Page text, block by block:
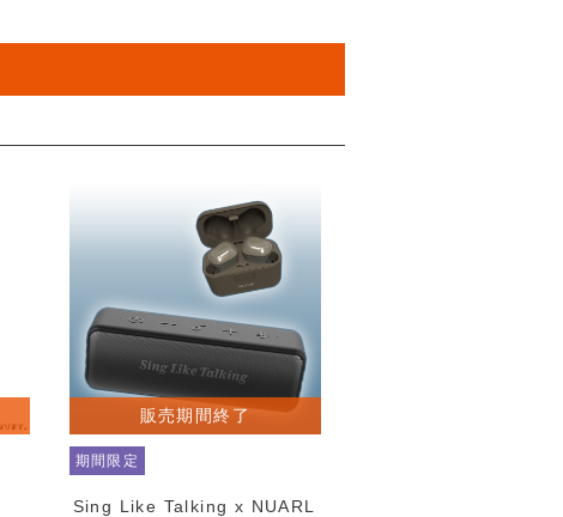
販売期間終了
期間限定
Sing Like Talking x NUARL